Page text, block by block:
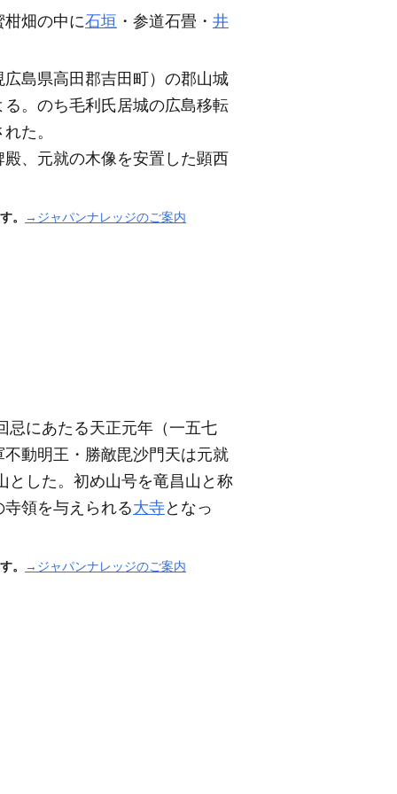
柑畑の中に石垣 ・参道石畳・ 井
広島県高田郡吉田町） の郡山城
。のち毛利氏居城の広島移転
た。
殿、元就の木像を安置した顕西
。 →ジャパンナレッジのご案内
忌にあたる天正元年 （一五七
動明王・勝敵毘沙門天は元就
とした。初め山号を竜昌山と称
領を与えられる大寺となっ
。 →ジャパンナレッジのご案内